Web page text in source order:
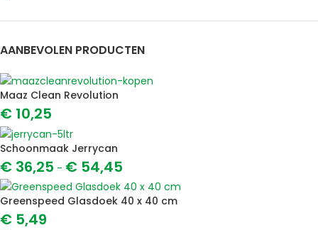
AANBEVOLEN PRODUCTEN
Maaz Clean Revolution
€ 10,25
Schoonmaak Jerrycan
€ 36,25 - € 54,45
Greenspeed Glasdoek 40 x 40 cm
€ 5,49